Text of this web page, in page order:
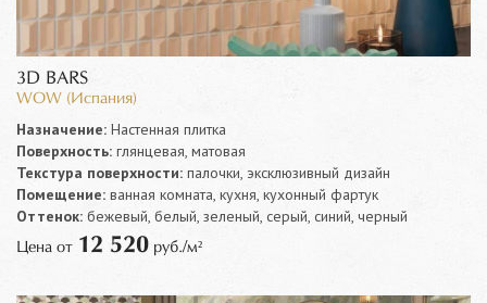
3D BARS
WOW (Испания)
Назначение: Настенная плитка
Поверхность: глянцевая, матовая
Текстура поверхности: палочки, эксклюзивный дизайн
Помещение: ванная комната, кухня, кухонный фартук
Оттенок: бежевый, белый, зеленый, серый, синий, черный
Цена от 12 520 руб./м²